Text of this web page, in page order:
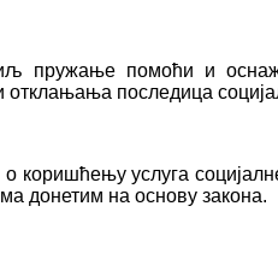
пружање помоћи и
отклањања последица
коришћењу услуга
донетим на основу закона.